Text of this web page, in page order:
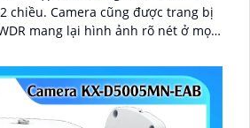
được trang bị
mang lại hình ảnh rõ nét ở mọi